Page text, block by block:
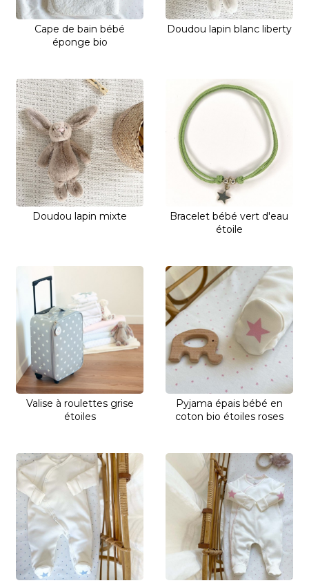
Cape de bain bébé
éponge bio
Doudou lapin blanc liberty
Doudou lapin mixte
Bracelet bébé vert d'eau
étoile
Valise à roulettes grise
étoiles
Pyjama épais bébé en
coton bio étoiles roses